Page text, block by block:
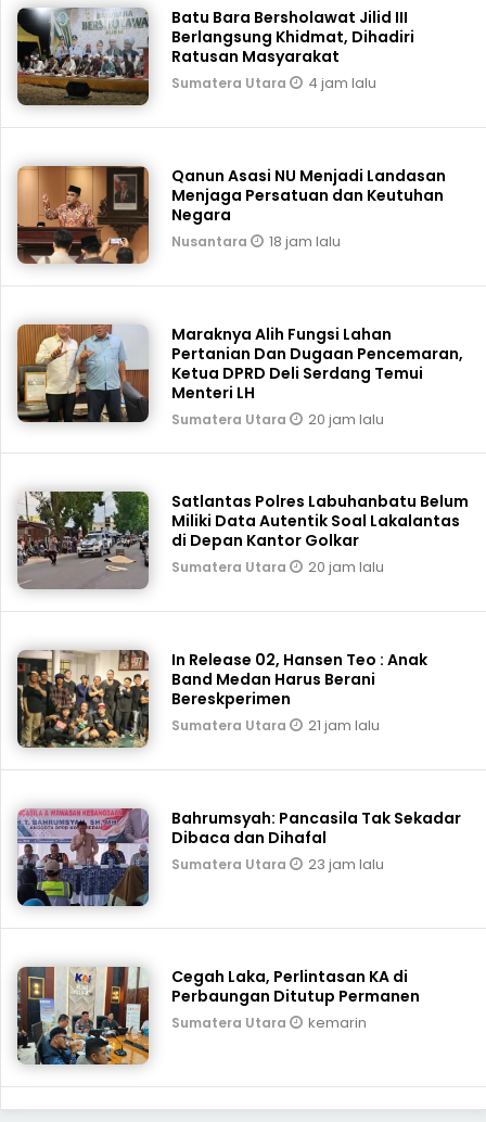
Batu Bara Bersholawat Jilid III
Berlangsung Khidmat, Dihadiri
Ratusan Masyarakat
Sumatera Utara 4 jam lalu
Qanun Asasi NU Menjadi Landasan
Menjaga Persatuan dan Keutuhan
Negara
Nusantara 18 jam lalu
Maraknya Alih Fungsi Lahan
Pertanian Dan Dugaan Pencemaran,
Ketua DPRD Deli Serdang Temui
Menteri LH
Sumatera Utara 20 jam lalu
Satlantas Polres Labuhanbatu Belum
Miliki Data Autentik Soal Lakalantas
di Depan Kantor Golkar
Sumatera Utara 20 jam lalu
In Release 02, Hansen Teo : Anak
Band Medan Harus Berani
Bereskperimen
Sumatera Utara 21 jam lalu
Bahrumsyah: Pancasila Tak Sekadar
Dibaca dan Dihafal
Sumatera Utara 23 jam lalu
Cegah Laka, Perlintasan KA di
Perbaungan Ditutup Permanen
Sumatera Utara kemarin